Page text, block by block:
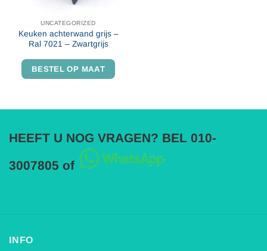
UNCATEGORIZED
Keuken achterwand grijs –
Ral 7021 – Zwartgrijs
BESTEL OP MAAT
HEEFT U NOG VRAGEN? BEL 010-
3007805 of
INFO